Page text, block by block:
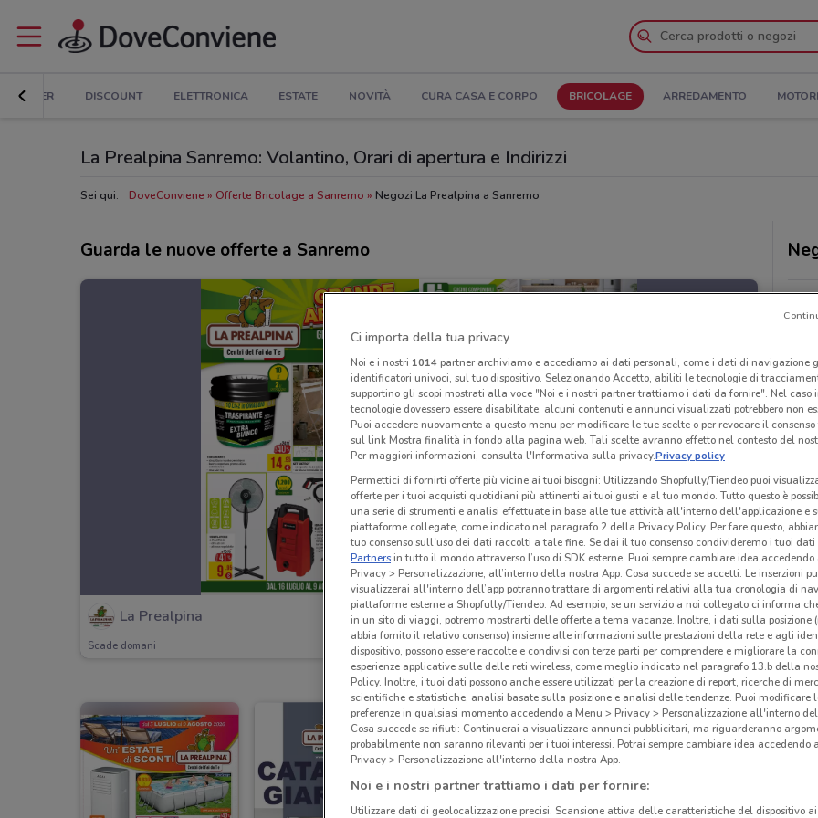
E SUPER DISCOUNT ELETTRONICA ESTATE NOVITÀ CURA CASA E CORPO BRICOLAGE ARREDAMENTO MOTORI
La Prealpina Sanremo: Volantino, Orari di apertura e Indirizzi
Sei qui: DoveConviene Offerte Bricolage a Sanremo Negozi La Prealpina a Sanremo
Guarda le nuove offerte a Sanremo
La Prealpina
Scade domani 6.7 km
La
nel
Alla
Ti
La
nella
Ci importa della tua privacy
Noi e i nostri 1014partner archiviamo e accediamo ai dati personali, come i dati di navigazione
identificatori univoci, sul tuo dispositivo. Selezionando Accetto, abiliti le tecnologie di
supportino gli scopi mostrati alla voce "Noi e i nostri partner trattiamo i dati da fornire". Nel caso
tecnologie dovessero essere disabilitate, alcuni contenuti e annunci visualizzati potrebbero non
Puoi accedere nuovamente a questo menu per modificare le tue scelte o per revocare il
sul link Mostra finalità in fondo alla pagina web. Tali scelte avranno effetto nel contesto del
Per maggiori informazioni, consulta l'Informativa sulla privacy.Privacy policy
Permettici di fornirti offerte più vicine ai tuoi bisogni: Utilizzando Shopfully/Tiendeo puoi
offerte per i tuoi acquisti quotidiani più attinenti ai tuoi gusti e al tuo mondo. Tutto questo è
una serie di strumenti e analisi effettuate in base alle tue attività all'interno dell'applicazione e
piattaforme collegate, come indicato nel paragrafo 2 della Privacy Policy. Per fare questo,
tuo consenso sull'uso dei dati raccolti a tale fine. Se dai il tuo consenso condivideremo i tuoi dati
Partnersin tutto il mondo attraverso l’uso di SDK esterne. Puoi sempre cambiare idea accedendo
Privacy > Personalizzazione, all’interno della nostra App. Cosa succede se accetti: Le inserzioni
visualizzerai all'interno dell’app potranno trattare di argomenti relativi alla tua cronologia di
piattaforme esterne a Shopfully/Tiendeo. Ad esempio, se un servizio a noi collegato ci informa
in un sito di viaggi, potremo mostrarti delle offerte a tema vacanze. Inoltre, i dati sulla posizione
abbia fornito il relativo consenso) insieme alle informazioni sulle prestazioni della rete e agli
dispositivo, possono essere raccolte e condivisi con terze parti per comprendere e migliorare la
esperienze applicative sulle delle reti wireless, come meglio indicato nel paragrafo 13.b della
Policy. Inoltre, i tuoi dati possono anche essere utilizzati per la creazione di report, ricerche di
scientifiche e statistiche, analisi basate sulla posizione e analisi delle tendenze. Puoi modificare
preferenze in qualsiasi momento accedendo a Menu > Privacy > Personalizzazione all'interno
Cosa succede se rifiuti: Continuerai a visualizzare annunci pubblicitari, ma riguarderanno
probabilmente non saranno rilevanti per i tuoi interessi. Potrai sempre cambiare idea accedendo
Privacy > Personalizzazione all'interno della nostra App.
Noi e i nostri partner trattiamo i dati per fornire:
Utilizzare dati di geolocalizzazione precisi. Scansione attiva delle caratteristiche del dispositivo